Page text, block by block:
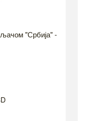
"Србија" -